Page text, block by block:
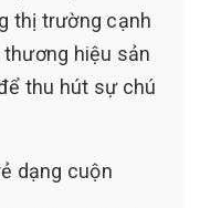
thị trường cạnh
hiệu sản
thu hút sự chú